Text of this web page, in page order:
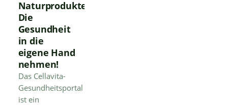
Naturprodukte:
Die
Gesundheit
in die
eigene Hand
nehmen!
Das Cellavita-
Gesundheitsportal
ist ein